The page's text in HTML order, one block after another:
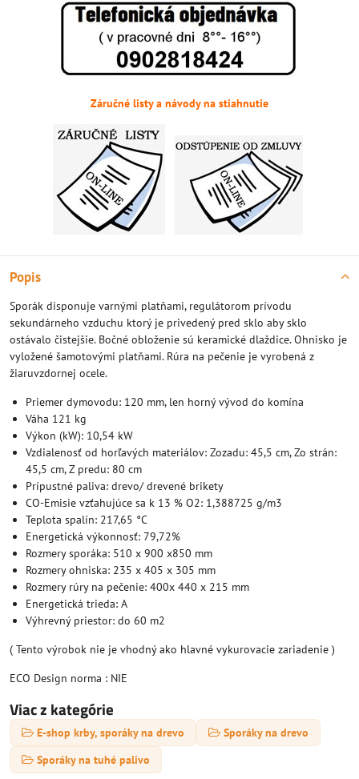
Záručné listy a návody na stiahnutie
Popis
Sporák disponuje varnými platňami, regulátorom prívodu
sekundárneho vzduchu ktorý je privedený pred sklo aby sklo
ostávalo čistejšie. Bočné obloženie sú keramické dlaždice. Ohnisko je
vyložené šamotovými platňami. Rúra na pečenie je vyrobená z
žiaruvzdornej ocele.
Priemer dymovodu: 120 mm, len horný vývod do komína
Váha 121 kg
Výkon (kW): 10,54 kW
Vzdialenosť od horľavých materiálov: Zozadu: 45,5 cm, Zo strán:
45,5 cm, Z predu: 80 cm
Prípustné paliva: drevo/ drevené brikety
CO-Emisie vzťahujúce sa k 13 % O2: 1,388725 g/m3
Teplota spalín: 217,65 °C
Energetická výkonnosť: 79,72%
Rozmery sporáka: 510 x 900 x850 mm
Rozmery ohniska: 235 x 405 x 305 mm
Rozmery rúry na pečenie: 400x 440 x 215 mm
Energetická trieda: A
Výhrevný priestor: do 60 m2
( Tento výrobok nie je vhodný ako hlavné vykurovacie zariadenie )
ECO Design norma : NIE
Viac z kategórie
E-shop krby, sporáky na drevo
Sporáky na drevo
Sporáky na tuhé palivo